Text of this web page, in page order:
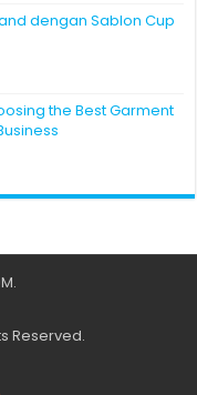
dengan Sablon Cup
the Best Garment
.
Reserved.